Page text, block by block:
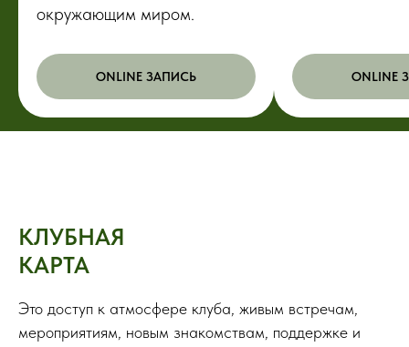
окружающим миром.
ONLINE ЗАПИСЬ ONLINE
КЛУБНАЯ
КАРТА
Это доступ к атмосфере клуба, живым встречам,
мероприятиям, новым знакомствам, поддержке и